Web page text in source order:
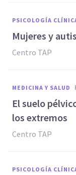
PSICOLOGÍA
Mujeres y
Centro TAP
MEDICINA Y SALUD
El suelo
los extremos
Centro TAP
PSICOLOGÍA